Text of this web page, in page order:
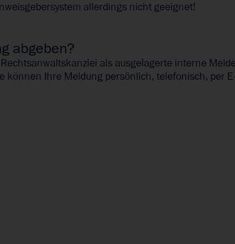
allerdings nicht geeignet!
abgeben?
als ausgelagerte interne
Ihre Meldung persönlich, telefonisch, per